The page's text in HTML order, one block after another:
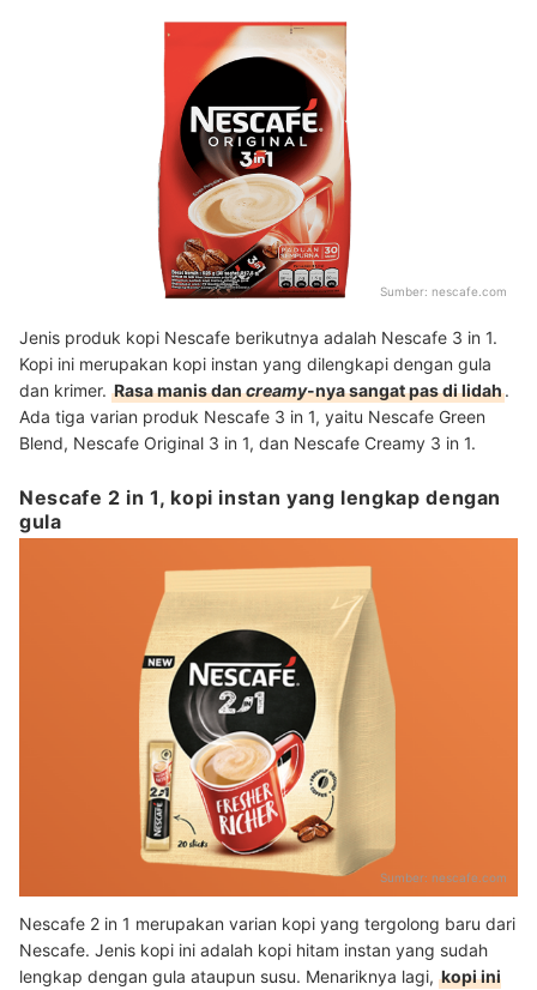
Sumber: nescafe.com
Jenis produk kopi Nescafe berikutnya adalah Nescafe 3 in 1.
Kopi ini merupakan kopi instan yang dilengkapi dengan gula
dan krimer. Rasa manis dancreamy-nya sangat pas di lidah.
Ada tiga varian produk Nescafe 3 in 1, yaitu Nescafe Green
Blend, Nescafe Original 3 in 1, dan Nescafe Creamy 3 in 1.
Nescafe 2 in 1, kopi instan yang lengkap dengan
gula
Sumber: nescafe.com
Nescafe 2 in 1 merupakan varian kopi yang tergolong baru dari
Nescafe. Jenis kopi ini adalah kopi hitam instan yang sudah
lengkap dengan gula ataupun susu. Menariknya lagi, kopi ini